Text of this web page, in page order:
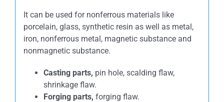
It can be used for nonferrous materials like
porcelain, glass, synthetic resin as well as metal,
iron, nonferrous metal, magnetic substance and
nonmagnetic substance.
Casting parts, pin hole, scalding flaw,
shrinkage flaw.
Forging parts, forging flaw.